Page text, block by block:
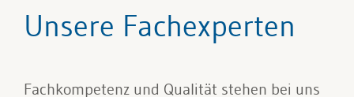
Unsere Fachexperten
Fachkompetenz und Qualität stehen bei uns